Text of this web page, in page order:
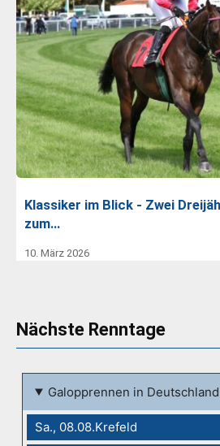
Klassiker im Blick - Zwei
zum…
10. März 2026
Nächste Renntage
Galopprennen in Deutschland
Sa., 08.08.Krefeld